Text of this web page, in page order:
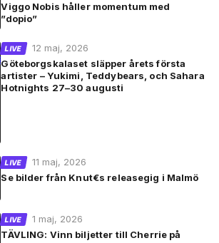
Viggo Nobis håller momentum med
”dopio”
LIVE
12 maj, 2026
Göteborgskalaset släpper årets första
artister – Yukimi, Teddybears, och Sahara
Hotnights 27–30 augusti
LIVE
11 maj, 2026
Se bilder från Knut€s releasegig i Malmö
LIVE
1 maj, 2026
TÄVLING: Vinn biljetter till Cherrie på